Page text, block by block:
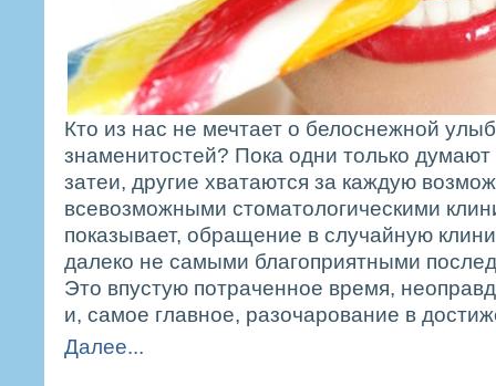
Кто из нас не мечтает о белоснежной
знаменитостей? Пока одни только
затеи, другие хватаются за каждую
всевозможными стоматологическими
показывает, обращение в случайную
далеко не самыми благоприятными
Это впустую потраченное время,
и, самое главное, разочарование в
Далее...